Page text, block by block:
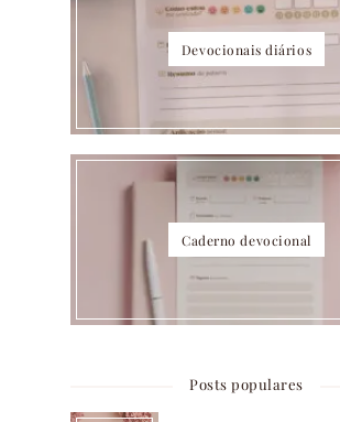
Devocionais diários
Caderno devocional
Posts populares